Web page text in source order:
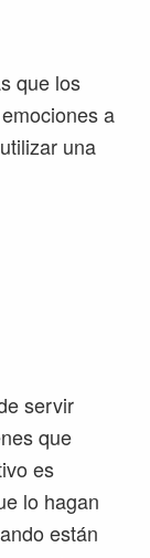
que los
a
una
servir
que
es
lo hagan
están